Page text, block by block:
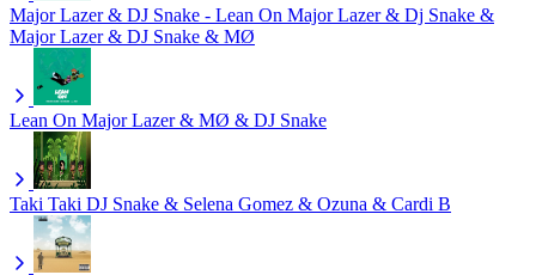
Major Lazer & DJ Snake - Lean On Major Lazer & Dj Snake &
Major Lazer & DJ Snake & MØ
Lean On Major Lazer & MØ & DJ Snake
Taki Taki DJ Snake & Selena Gomez & Ozuna & Cardi B